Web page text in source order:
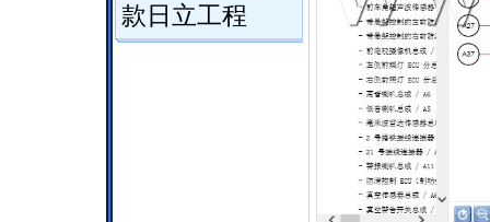
款日立工程